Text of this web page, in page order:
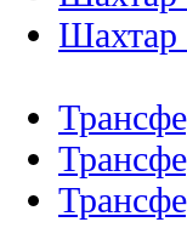
Шахтар